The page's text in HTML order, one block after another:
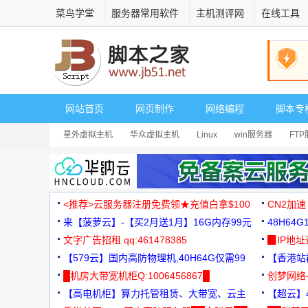
菜鸟学堂 服务器常用软件 主机测评网 在线工具
网站首页 网页制作 网络编程 脚本专
星外虚拟主机 华众虚拟主机 Linux win服务器 FTP
<推荐>云服务器注册免费领★充值白拿$100
CN2加
来【菠萝云】-【买2月送1月】16G内存99元
3000+
文字广告招租 qq:461478385
▉IP地
【579云】国内高防物理机,40H64G仅需99
元
【香港
█机房大带宽机柜Q:1006456867█
创梦网
88元/月
【高电机柜】算力托管租赁、大带宽、云主
【超云